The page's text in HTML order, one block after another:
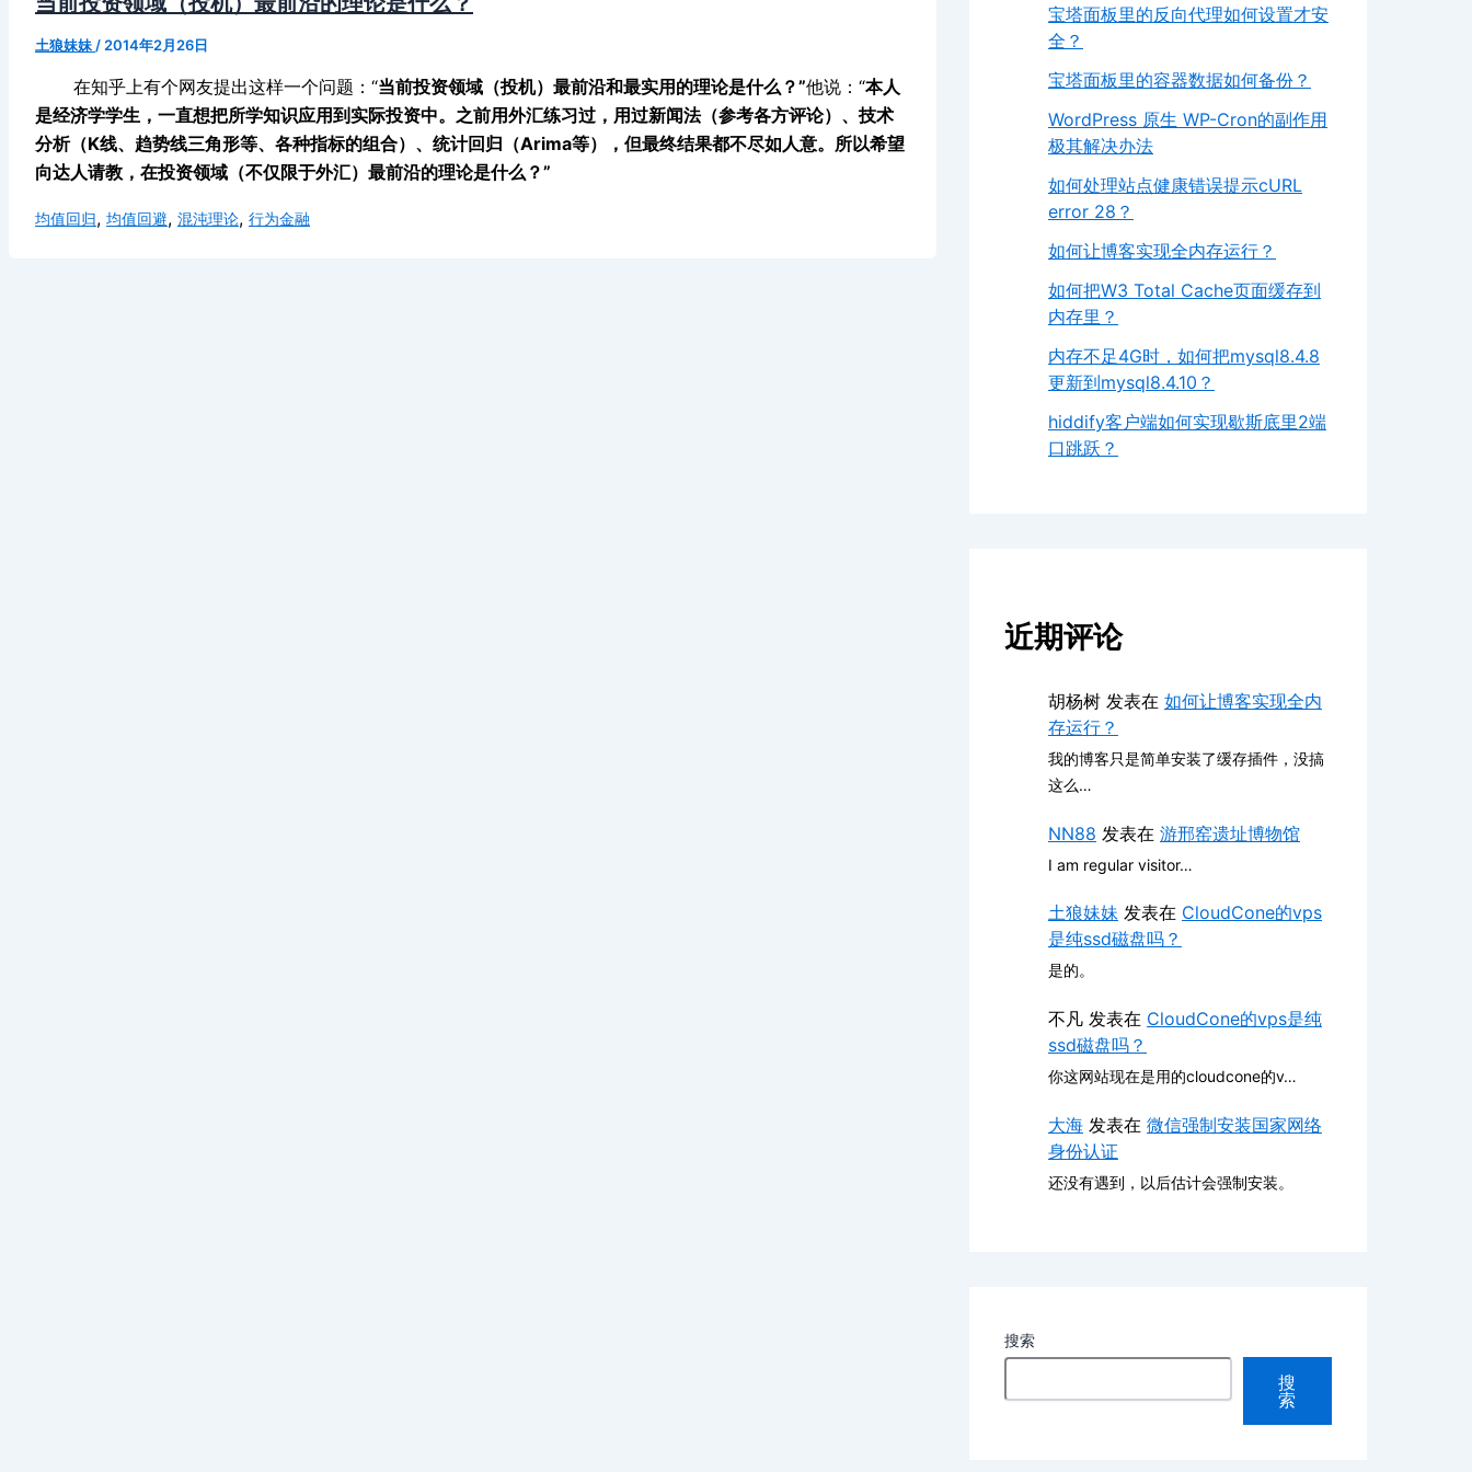
土狼妹妹 / 2014年2月26日
在知乎上有个网友提出这样一个问题：“当前投资领域（投机）最前沿和最实用的理论是什么？”他说：“本人
是经济学学生，一直想把所学知识应用到实际投资中。之前用外汇练习过，用过新闻法（参考各方评论）、技术
分析（K线、趋势线三角形等、各种指标的组合）、统计回归（Arima等），但最终结果都不尽如人意。所以希望
向达人请教，在投资领域（不仅限于外汇）最前沿的理论是什么？”
均值回归, 均值回避, 混沌理论, 行为金融
宝塔面板里的反向代理如何设置才安
全？
宝塔面板里的容器数据如何备份？
WordPress 原生 WP-Cron的副作用
极其解决办法
如何处理站点健康错误提示cURL
error 28？
如何让博客实现全内存运行？
如何把W3 Total Cache页面缓存到
内存里？
内存不足4G时，如何把mysql8.4.8
更新到mysql8.4.10？
hiddify客户端如何实现歇斯底里2端
口跳跃？
近期评论
胡杨树 发表在 如何让博客实现全内
存运行？
我的博客只是简单安装了缓存插件，没搞
这么…
NN88 发表在 游邢窑遗址博物馆
I am regular visitor…
土狼妹妹 发表在 CloudCone的vps
是纯ssd磁盘吗？
是的。
不凡 发表在 CloudCone的vps是纯
ssd磁盘吗？
你这网站现在是用的cloudcone的v…
大海 发表在 微信强制安装国家网络
身份认证
还没有遇到，以后估计会强制安装。
搜索
搜
索